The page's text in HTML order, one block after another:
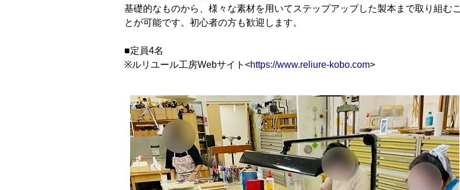
基礎的なものから、様々な素材を用いてステップアップした製本まで取り組むこ
とが可能です。初心者の方も歓迎します。
■定員4名
※ルリユール工房Webサイト<https://www.reliure-kobo.com>